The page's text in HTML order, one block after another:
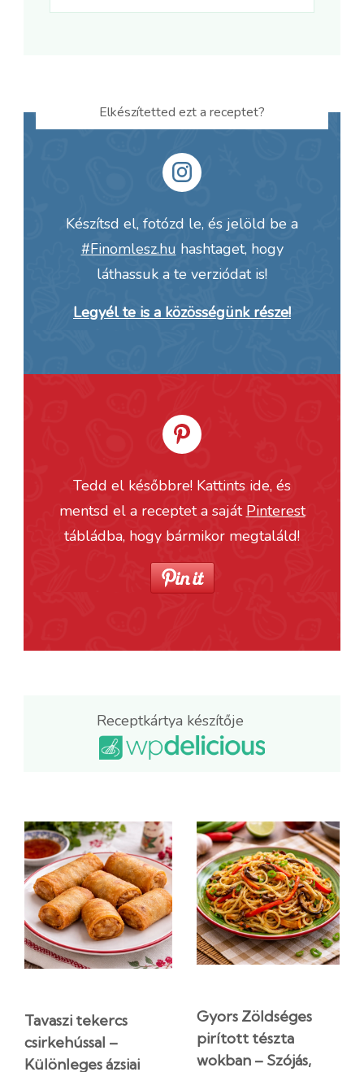
Elkészítetted ezt a receptet?
Készítsd el, fotózd le, és jelöld be a
#Finomlesz.hu hashtaget, hogy
láthassuk a te verziódat is!
Legyél te is a közösségünk része!
Tedd el későbbre! Kattints ide, és
mentsd el a receptet a saját Pinterest
tábládba, hogy bármikor megtaláld!
Receptkártya készítője
Tavaszi tekercs
csirkehússal –
Különleges ázsiai
Gyors Zöldséges
pirított tészta
wokban – Szójás,